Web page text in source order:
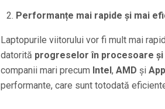
Performanțe mai rapide și mai
Laptopurile viitorului vor fi mult mai
datorită progreselor în procesoare
companii mari precum Intel, AMD și
performante, care sunt totodată